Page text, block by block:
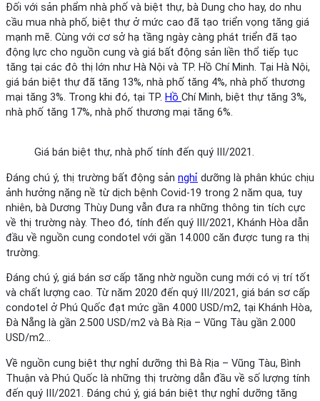
Đối với sản phẩm nhà phố và biệt thự, bà Dung cho hay, do nhu
cầu mua nhà phố, biệt thự ở mức cao đã tạo triển vọng tăng giá
mạnh mẽ. Cùng với cơ sở hạ tầng ngày càng phát triển đã tạo
động lực cho nguồn cung và giá bất động sản liền thổ ​​tiếp tục
tăng tại các đô thị lớn như Hà Nội và TP. Hồ Chí Minh. Tại Hà Nội,
giá bán biệt thự đã tăng 13%, nhà phố tăng 4%, nhà phố thương
mại tăng 3%. Trong khi đó, tại TP. Hồ Chí Minh, biệt thự tăng 3%,
nhà phố tăng 17%, nhà phố thương mại tăng 6%.
Giá bán biệt thự, nhà phố tính đến quý III/2021.
Đáng chú ý, thị trường bất động sản nghỉ dưỡng là phân khúc chịu
ảnh hưởng nặng nề từ dịch bệnh Covid-19 trong 2 năm qua, tuy
nhiên, bà Dương Thùy Dung vẫn đưa ra những thông tin tích cực
về thị trường này. Theo đó, tính đến quý III/2021, Khánh Hòa dẫn
đầu về nguồn cung condotel với gần 14.000 căn được tung ra thị
trường.
Đáng chú ý, giá bán sơ cấp tăng nhờ nguồn cung mới có vị trí tốt
và chất lượng cao. Từ năm 2020 đến quý III/2021, giá bán sơ cấp
condotel ở Phú Quốc đạt mức gần 4.000 USD/m2, tại Khánh Hòa,
Đà Nẵng là gần 2.500 USD/m2 và Bà Rịa – Vũng Tàu gần 2.000
USD/m2…
Về nguồn cung biệt thự nghỉ dưỡng thì Bà Rịa – Vũng Tàu, Bình
Thuận và Phú Quốc là những thị trường dẫn đầu về số lượng tính
đến quý III/2021. Đáng chú ý, giá bán biệt thự nghỉ dưỡng tăng